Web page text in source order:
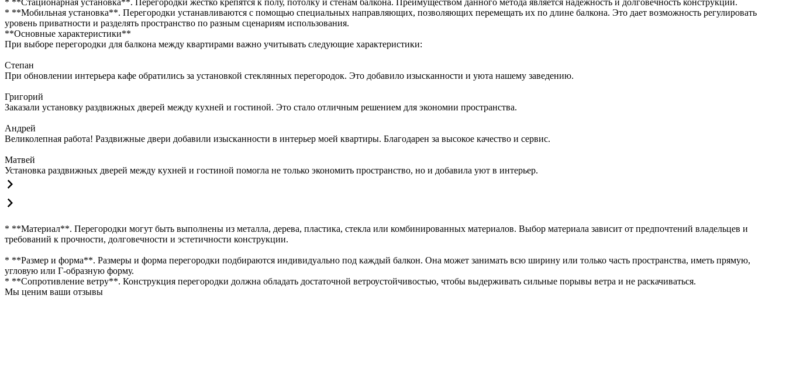
* **Стационарная установка**. Перегородки жестко крепятся к полу, потолку и стенам балкона. Преимуществом данного метода является надежность и долговечность конструкции.
* **Мобильная установка**. Перегородки устанавливаются с помощью специальных направляющих, позволяющих перемещать их по длине балкона. Это дает возможность регулировать
уровень приватности и разделять пространство по разным сценариям использования.
**Основные характеристики**
При выборе перегородки для балкона между квартирами важно учитывать следующие характеристики:
Степан
При обновлении интерьера кафе обратились за установкой стеклянных перегородок. Это добавило изысканности и уюта нашему заведению.
Григорий
Заказали установку раздвижных дверей между кухней и гостиной. Это стало отличным решением для экономии пространства.
Андрей
Великолепная работа! Раздвижные двери добавили изысканности в интерьер моей квартиры. Благодарен за высокое качество и сервис.
Матвей
Установка раздвижных дверей между кухней и гостиной помогла не только экономить пространство, но и добавила уют в интерьер.
* **Материал**. Перегородки могут быть выполнены из металла, дерева, пластика, стекла или комбинированных материалов. Выбор материала зависит от предпочтений владельцев и
требований к прочности, долговечности и эстетичности конструкции.
* **Размер и форма**. Размеры и форма перегородки подбираются индивидуально под каждый балкон. Она может занимать всю ширину или только часть пространства, иметь прямую,
угловую или Г-образную форму.
* **Сопротивление ветру**. Конструкция перегородки должна обладать достаточной ветроустойчивостью, чтобы выдерживать сильные порывы ветра и не раскачиваться.
Мы ценим ваши отзывы